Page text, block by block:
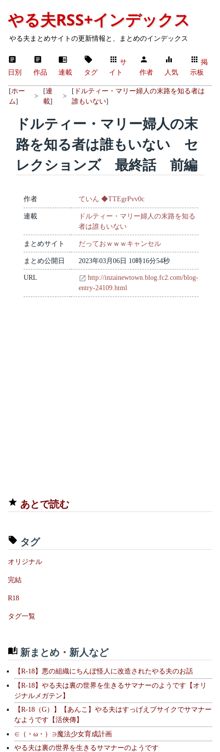
やる夫RSS+インデックス
やる夫まとめサイトの更新情報と、まとめのインデックス
日別 作品 連載 タグ
サ
イト
作者 人気
掲
示板
[ホー
ム]
>
[連
載]
>
[ ドルティー・マリー婦人の末路を知る者は
誰もいない]
ドルティー・マリー婦人の末
路を知る者は誰もいない セ
レクションズ 最終話 前編
作者 ていん ◆TTEgrPvv0c
連載
ドルティー・マリー婦人の末路を知る
者は誰もいない
まとめサイト だっておｗｗｗキャンセル
まとめ公開日 2023年03月06日 10時16分54秒
URL
http://inzainewtown.blog.fc2.com/blog-
entry-24109.html
あとで読む
タグ
オリジナル
完結
R18
タグ一覧
新まとめ・新人など
【R-18】悪の組織にちんぽ怪人に改造されたやる夫のお話
【R-18】やる夫は裏の世界を生きるサマナーのようです【オリ
ジナルメガテン】
【R-18（G）】【あんこ】やる夫はすっげえブサイクでサマナー
なようです【活俠傳】
∈（・ω・）∋魔法少女育成計画
やる夫は裏の世界を生きるサマナーのようです